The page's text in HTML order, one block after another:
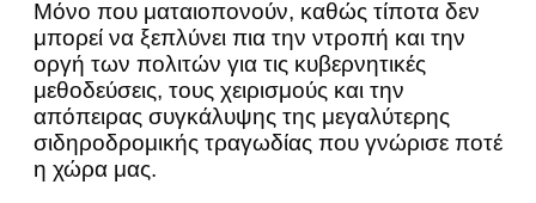
Μόνο που ματαιοπονούν, καθώς τίποτα δεν
μπορεί να ξεπλύνει πια την ντροπή και την
οργή των πολιτών για τις κυβερνητικές
μεθοδεύσεις, τους χειρισμούς και την
απόπειρας συγκάλυψης της μεγαλύτερης
σιδηροδρομικής τραγωδίας που γνώρισε ποτέ
η χώρα μας.